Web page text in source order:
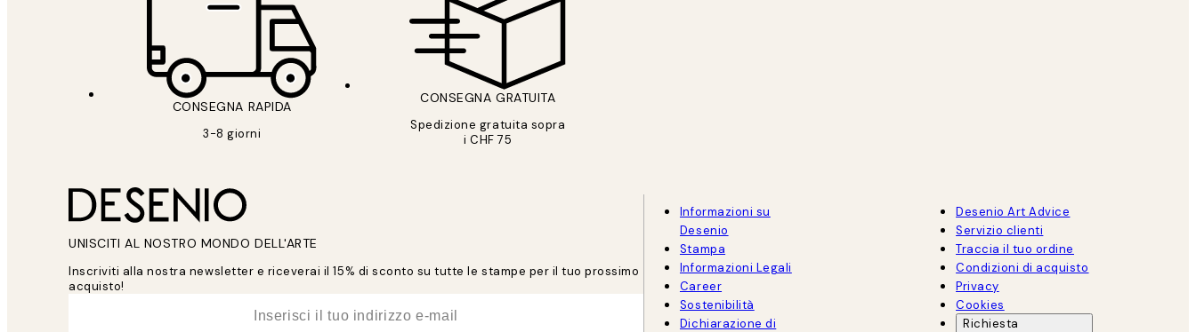
CONSEGNA RAPIDA
3-8 giorni
CONSEGNA GRATUITA
Spedizione gratuita sopra
i CHF 75
UNISCITI AL NOSTRO MONDO DELL'ARTE
Inscriviti alla nostra newsletter e riceverai il 15% di sconto su tutte le stampe per il tuo prossimo
acquisto!
Informazioni su
Desenio
Stampa
Informazioni Legali
Career
Sostenibilità
Dichiarazione di
Desenio Art Advice
Servizio clienti
Traccia il tuo ordine
Condizioni di acquisto
Privacy
Cookies
Richiesta